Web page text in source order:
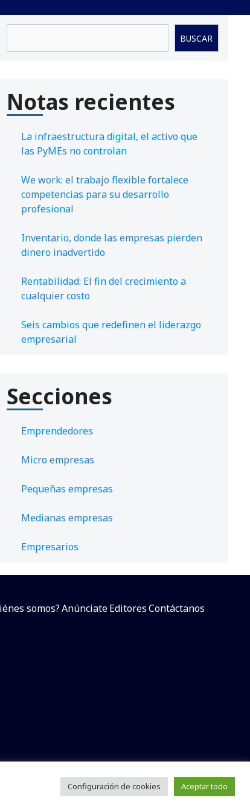
BUSCAR
Notas recientes
La infraestructura digital, el activo que
las PyMEs no controlan
We work: el trabajo flexible fortalece
competencias para su desarrollo
profesional
Inventario, donde las empresas pierden
dinero inadvertido
Rentabilidad: El fin del crecimiento a
cualquier costo
Seis cambios que redefinen el liderazgo
empresarial
Secciones
Emprendedores
Micro empresas
Pequeñas empresas
Medianas empresas
Empresarios
somos?AnúnciateEditoresContáctanos
sin dar referencia a la fuente.
Configuración de cookies Aceptar todo